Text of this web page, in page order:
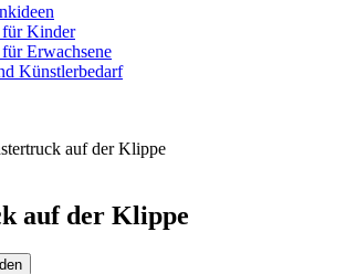
Kinder
Erwachsene
Künstlerbedarf
auf der Klippe
auf der Klippe